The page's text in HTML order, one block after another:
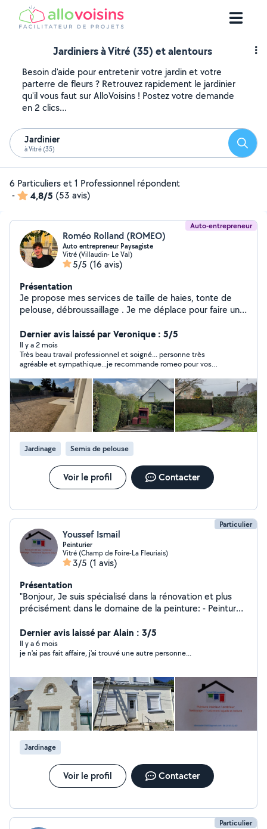
Jardiniers à Vitré (35) et alentours
Besoin d'aide pour entretenir votre jardin et votre
parterre de fleurs ? Retrouvez rapidement le jardinier
qu'il vous faut sur AlloVoisins ! Postez votre demande
en 2 clics...
Jardinier
à Vitré (35)
6 Particuliers et 1 Professionnel répondent
-
4,8/5 (53 avis)
Auto-entrepreneur
Roméo Rolland (ROMEO)
Auto entrepreneur Paysagiste
Vitré (Villaudin- Le Val)
5/5 (16 avis)
Présentation
Je propose mes services de taille de haies, tonte de
pelouse, débroussaillage . Je me déplace pour faire un
Kms).Devis gratuit
Dernier avis laissé par Veronique : 5/5
Il y a 2 mois
Très beau travail professionnel et soigné... personne très
agréable et sympathique...je recommande romeo pour vos
Jardinage Semis de pelouse
Voir le profil Contacter
Particulier
Youssef Ismail
Peinturier
Vitré (Champ de Foire-La Fleuriais)
3/5 (1 avis)
Présentation
"Bonjour, Je suis spécialisé dans la rénovation et plus
précisément dans le domaine de la peinture: - Peinture
façade et toiture - Enduit / Taloche Le devis est gratuit
et les conseils couleurs sont offerts. Je suis disponible
24h/24, n'hésitez pas à me contacter."
Dernier avis laissé par Alain : 3/5
Il y a 6 mois
je n'ai pas fait affaire, j'ai trouvé une autre personne...
Jardinage
Voir le profil Contacter
Particulier